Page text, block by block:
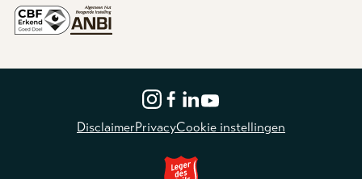
DisclaimerPrivacyCookie instellingen